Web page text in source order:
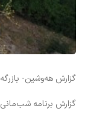
گزارش هه‌وشین- بازرگه
گزارش برنامه شب‌مانی و